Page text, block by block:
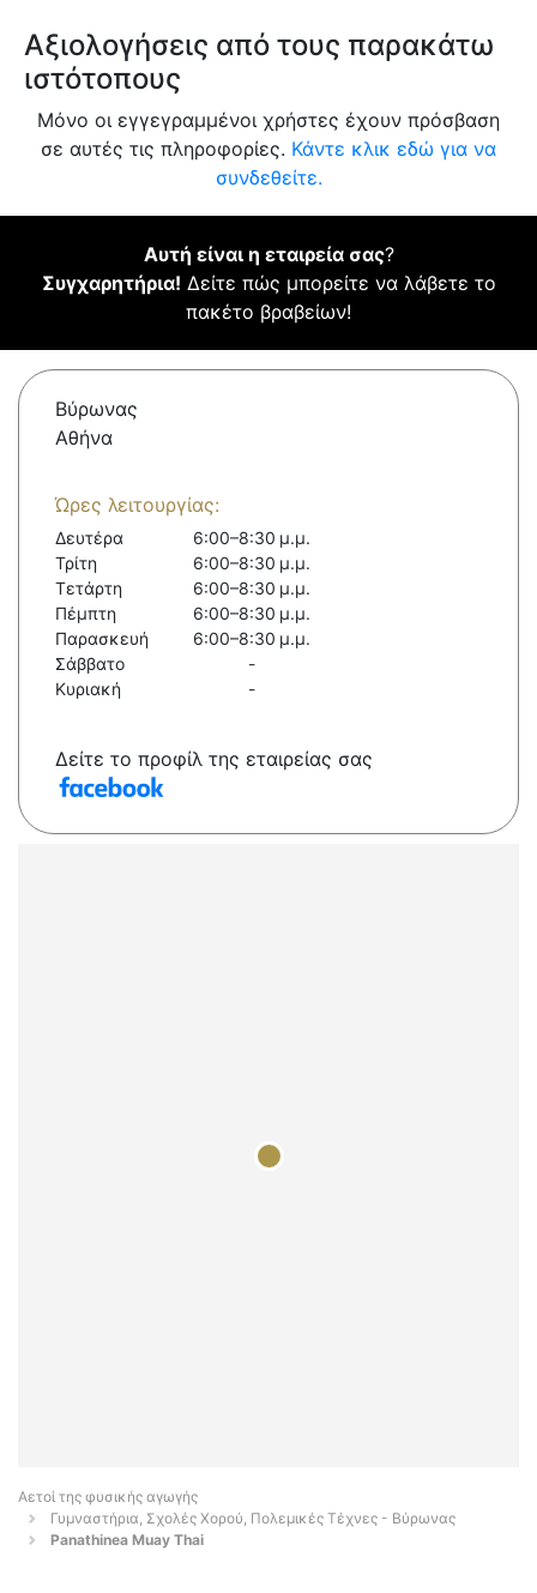
Αξιολογήσεις από τους παρακάτω
ιστότοπους
Μόνο οι εγγεγραμμένοι χρήστες έχουν πρόσβαση
σε αυτές τις πληροφορίες. Κάντε κλικ εδώ για να
συνδεθείτε.
Αυτή είναι η εταιρεία σας?
Συγχαρητήρια! Δείτε πώς μπορείτε να λάβετε το
πακέτο βραβείων!
Βύρωνας
Αθήνα
Ώρες λειτουργίας:
Δευτέρα
6:00–8:30 μ.μ.
Τρίτη
6:00–8:30 μ.μ.
Τετάρτη
6:00–8:30 μ.μ.
Πέμπτη
6:00–8:30 μ.μ.
Παρασκευή
6:00–8:30 μ.μ.
Σάββατο
-
Κυριακή
-
Δείτε το προφίλ της εταιρείας σας
Αετοί της φυσικής αγωγής
Γυμναστήρια, Σχολές Χορού, Πολεμικές Τέχνες - Βύρωνας
Panathinea Muay Thai